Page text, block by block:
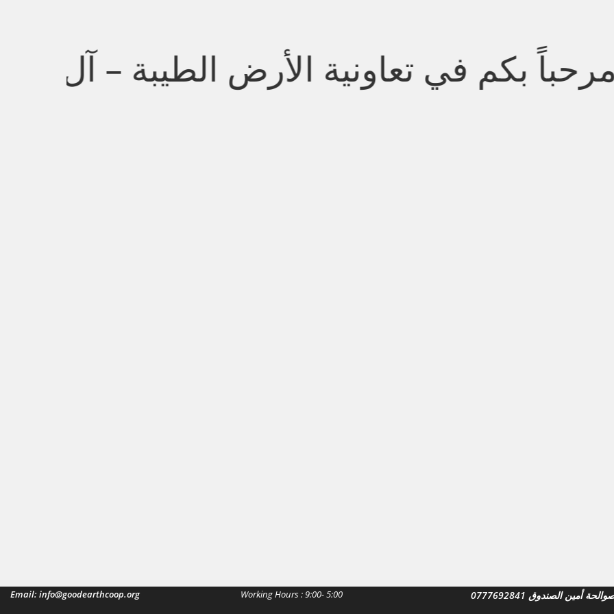
Email: info@goodearthcoop.org Working Hours : 9:00- 5:00 أمين الصندوق 0777692841